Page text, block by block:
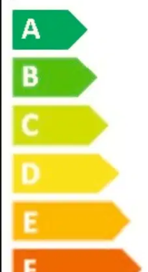
Verkkokaupan hinta
Energialuokka
Valitse toimitustapa
Nouto myymälästä
Ilmainen
Siirry valitsemaan myymälä
Ilmainen toimitus
Postin
palvelupisteeseen!
Etu ei koske